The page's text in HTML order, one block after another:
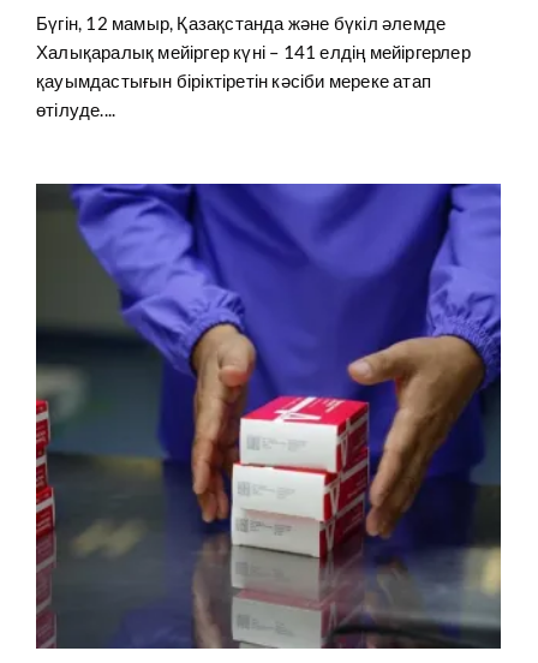
Бүгін, 12 мамыр, Қазақстанда және бүкіл әлемде
Халықаралық мейіргер күні – 141 елдің мейіргерлер
қауымдастығын біріктіретін кәсіби мереке атап
өтілуде....